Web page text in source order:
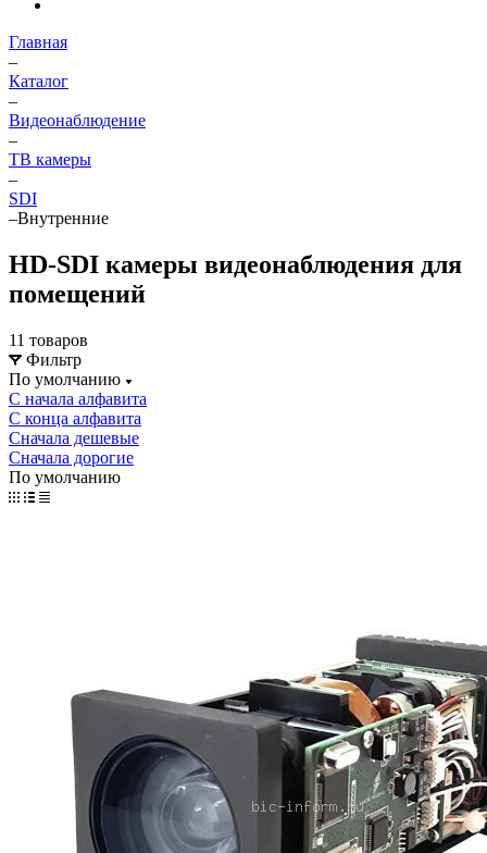
Главная
–
Каталог
–
Видеонаблюдение
–
ТВ камеры
–
SDI
–Внутренние
HD-SDI камеры видеонаблюдения для
помещений
11 товаров
Фильтр
По умолчанию
С начала алфавита
С конца алфавита
Сначала дешевые
Сначала дорогие
По умолчанию